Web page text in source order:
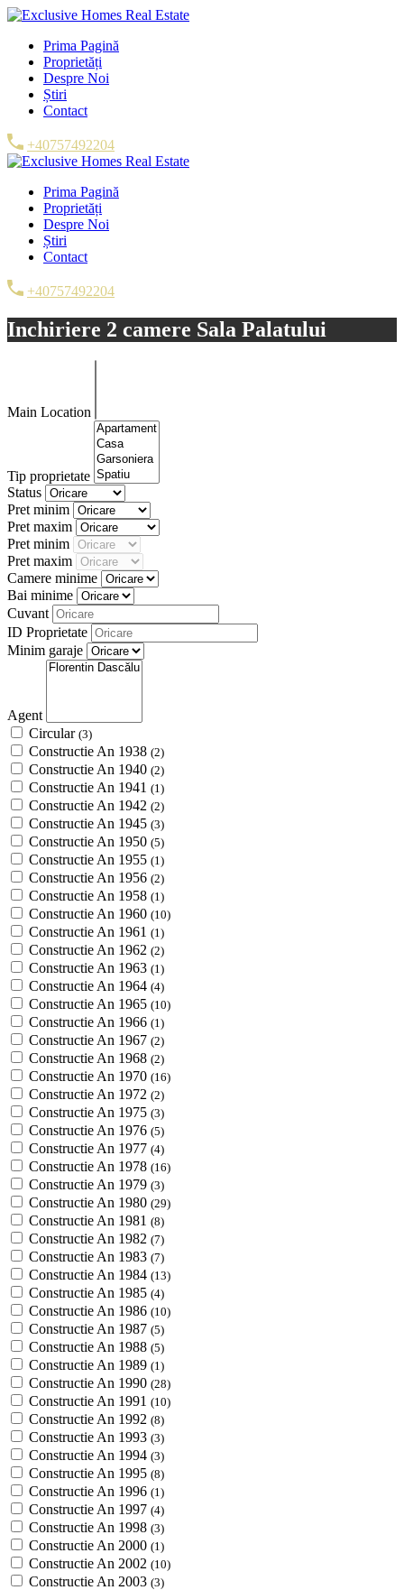
Prima Pagină
Proprietăți
Despre Noi
Știri
Contact
+40757492204
Prima Pagină
Proprietăți
Despre Noi
Știri
Contact
+40757492204
Inchiriere 2 camere Sala Palatului
Main Location
Tip proprietate
Status
Pret minim
Pret maxim
Pret minim
Pret maxim
Camere minime
Bai minime
Cuvant
ID Proprietate
Minim garaje
Agent
Circular (3)
Constructie An 1938 (2)
Constructie An 1940 (2)
Constructie An 1941 (1)
Constructie An 1942 (2)
Constructie An 1945 (3)
Constructie An 1950 (5)
Constructie An 1955 (1)
Constructie An 1956 (2)
Constructie An 1958 (1)
Constructie An 1960 (10)
Constructie An 1961 (1)
Constructie An 1962 (2)
Constructie An 1963 (1)
Constructie An 1964 (4)
Constructie An 1965 (10)
Constructie An 1966 (1)
Constructie An 1967 (2)
Constructie An 1968 (2)
Constructie An 1970 (16)
Constructie An 1972 (2)
Constructie An 1975 (3)
Constructie An 1976 (5)
Constructie An 1977 (4)
Constructie An 1978 (16)
Constructie An 1979 (3)
Constructie An 1980 (29)
Constructie An 1981 (8)
Constructie An 1982 (7)
Constructie An 1983 (7)
Constructie An 1984 (13)
Constructie An 1985 (4)
Constructie An 1986 (10)
Constructie An 1987 (5)
Constructie An 1988 (5)
Constructie An 1989 (1)
Constructie An 1990 (28)
Constructie An 1991 (10)
Constructie An 1992 (8)
Constructie An 1993 (3)
Constructie An 1994 (3)
Constructie An 1995 (8)
Constructie An 1996 (1)
Constructie An 1997 (4)
Constructie An 1998 (3)
Constructie An 2000 (1)
Constructie An 2002 (10)
Constructie An 2003 (3)